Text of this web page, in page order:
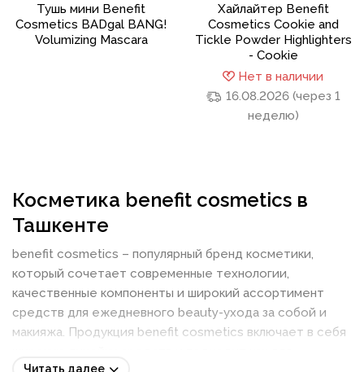
Тушь мини Benefit
Cosmetics BADgal BANG!
Volumizing Mascara
Хайлайтер Benefit
Cosmetics Cookie and
Tickle Powder Highlighters
- Cookie
Нет в наличии
16.08.2026 (через 1
неделю)
Косметика benefit cosmetics в
Ташкенте
benefit cosmetics – популярный бренд косметики,
который сочетает современные технологии,
качественные компоненты и широкий ассортимент
средств для ежедневного beauty-ухода за собой и
макияжа. Продукция benefit cosmetics включает в себя
Читать далее